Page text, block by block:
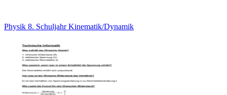
Physik 8. Schuljahr Kinematik/Dynamik